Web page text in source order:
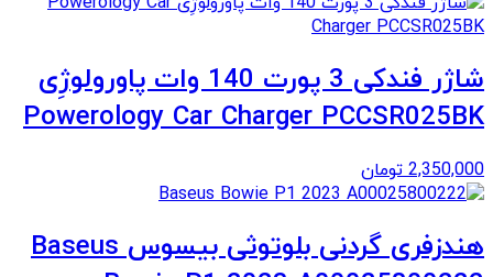
شاژر فندکی 3 پورت 140 وات پاورولوژِی
Powerology Car Charger PCCSR025BK
2,350,000 تومان
هندزفری گردنی بلوتوثی بیسوس Baseus